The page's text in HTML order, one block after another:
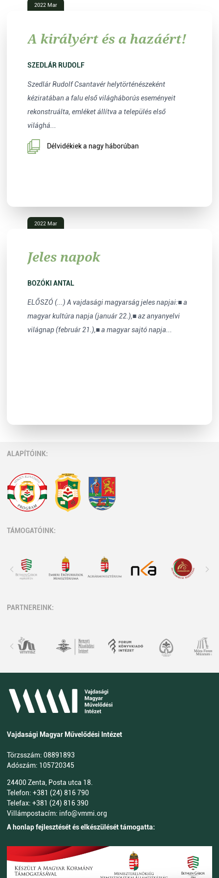
2022 Mar
A királyért és a hazáért!
SZEDLÁR RUDOLF
Szedlár Rudolf Csantavér helytörténészeként
kéziratában a falu első világháborús eseményeit
rekonstruálta, emléket állítva a település első
világhá...
Délvidékiek a nagy háborúban
2022 Mar
Jeles napok
BOZÓKI ANTAL
ELŐSZÓ (...) A vajdasági magyarság jeles napjai:■ a
magyar kultúra napja (január 22.),■ az anyanyelvi
világnap (február 21.),■ a magyar sajtó napja...
ALAPÍTÓINK:
TÁMOGATÓINK:
PARTNEREINK:
Vajdasági Magyar Művelődési Intézet
Törzsszám: 08891893
Adószám: 105720345
24400 Zenta, Posta utca 18.
Telefon: +381 (24) 816 790
Telefax: +381 (24) 816 390
Villámpostacím: info@vmmi.org
A honlap fejlesztését és elkészülését támogatta: